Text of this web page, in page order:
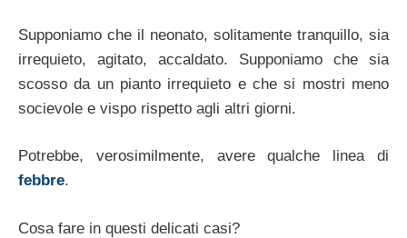
Supponiamo che il neonato, solitamente tranquillo, sia
irrequieto, agitato, accaldato. Supponiamo che sia
scosso da un pianto irrequieto e che si mostri meno
socievole e vispo rispetto agli altri giorni.
Potrebbe, verosimilmente, avere qualche linea di
febbre.
Cosa fare in questi delicati casi?